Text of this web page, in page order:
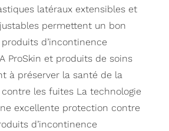
latéraux extensibles et
permettent un bon
d’incontinence
ProSkin et produits de soins
à préserver la santé de la
les fuites La technologie
excellente protection contre
d’incontinence